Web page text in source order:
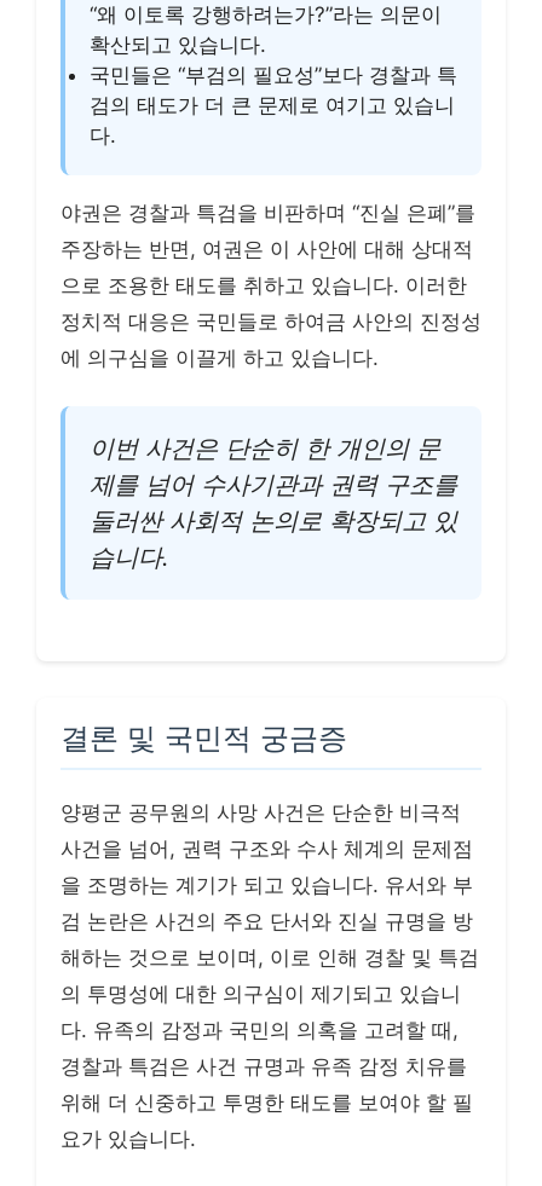
“왜 이토록 강행하려는가?”라는 의문이
확산되고 있습니다.
국민들은 “부검의 필요성”보다 경찰과 특
검의 태도가 더 큰 문제로 여기고 있습니
다.
야권은 경찰과 특검을 비판하며 “진실 은폐”를
주장하는 반면, 여권은 이 사안에 대해 상대적
으로 조용한 태도를 취하고 있습니다. 이러한
정치적 대응은 국민들로 하여금 사안의 진정성
에 의구심을 이끌게 하고 있습니다.
이번 사건은 단순히 한 개인의 문
제를 넘어 수사기관과 권력 구조를
둘러싼 사회적 논의로 확장되고 있
습니다.
결론 및 국민적 궁금증
양평군 공무원의 사망 사건은 단순한 비극적
사건을 넘어, 권력 구조와 수사 체계의 문제점
을 조명하는 계기가 되고 있습니다. 유서와 부
검 논란은 사건의 주요 단서와 진실 규명을 방
해하는 것으로 보이며, 이로 인해 경찰 및 특검
의 투명성에 대한 의구심이 제기되고 있습니
다. 유족의 감정과 국민의 의혹을 고려할 때,
경찰과 특검은 사건 규명과 유족 감정 치유를
위해 더 신중하고 투명한 태도를 보여야 할 필
요가 있습니다.